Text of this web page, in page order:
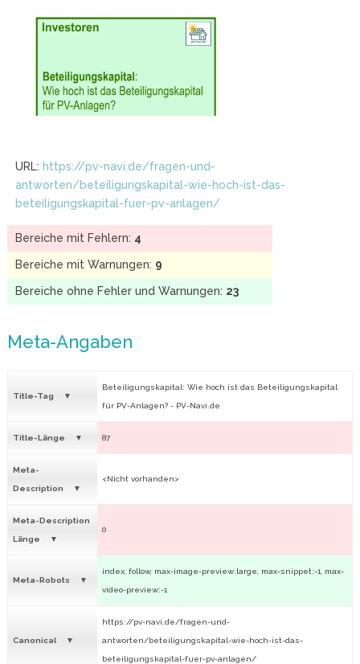
URL: https://pv-navi.de/fragen-und-
antworten/beteiligungskapital-wie-hoch-ist-das-
beteiligungskapital-fuer-pv-anlagen/
Bereiche mit Fehlern: 4
Bereiche mit Warnungen: 9
Bereiche ohne Fehler und Warnungen: 23
Meta-Angaben
Title-Tag
Beteiligungskapital: Wie hoch ist das Beteiligungskapital
für PV-Anlagen? - PV-Navi.de
Title-Länge 87
Meta-
Description
<Nicht vorhanden>
Meta-Description
Länge
0
Meta-Robots
index, follow, max-image-preview:large, max-snippet:-1, max-
video-preview:-1
Canonical
https://pv-navi.de/fragen-und-
antworten/beteiligungskapital-wie-hoch-ist-das-
beteiligungskapital-fuer-pv-anlagen/